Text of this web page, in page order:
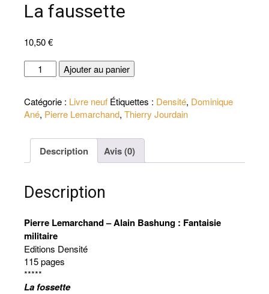
La faussette
10,50€
quantité
de
Lemarchand,
Thierry
Dominique
La
Ajouter au panier
Catégorie : Livre neuf Étiquettes : Densité, Dominique
Ané, Pierre Lemarchand, Thierry Jourdain
Description Avis (0)
Description
Pierre Lemarchand – Alain Bashung : Fantaisie
militaire
Editions Densité
115 pages
*****
La fossette